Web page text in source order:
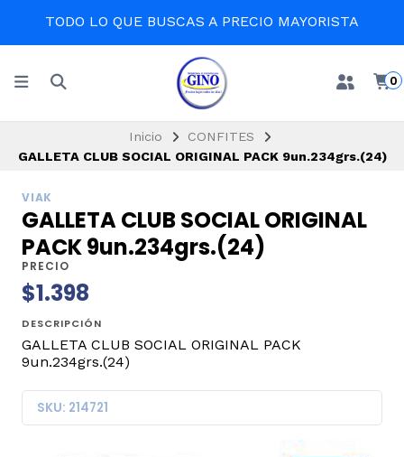
TODO LO QUE BUSCAS A PRECIO MAYORISTA
0
Inicio
CONFITES
GALLETA CLUB SOCIAL ORIGINAL PACK 9un.234grs.(24)
VIAK
GALLETA CLUB SOCIAL ORIGINAL
PACK 9un.234grs.(24)
PRECIO
$1.398
DESCRIPCIÓN
GALLETA CLUB SOCIAL ORIGINAL PACK
9un.234grs.(24)
SKU: 214721